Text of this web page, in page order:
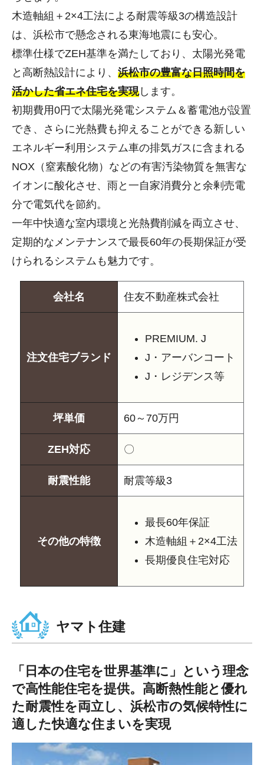
木造軸組＋2×4工法による耐震等級3の構造設計
は、浜松市で懸念される東海地震にも安心。
標準仕様でZEH基準を満たしており、太陽光発電
と高断熱設計により、 浜松市の豊富な日照時間を
活かした省エネ住宅を実現します。
初期費用0円で太陽光発電システム＆蓄電池が設置
でき、さらに光熱費も抑えることができる新しい
エネルギー利用システム車の排気ガスに含まれる
NOX（窒素酸化物）などの有害汚染物質を無害な
イオンに酸化させ、雨と一自家消費分と余剰売電
分で電気代を節約。
一年中快適な室内環境と光熱費削減を両立させ、
定期的なメンテナンスで最長60年の長期保証が受
けられるシステムも魅力です。
会社名 住友不動産株式会社
注文住宅ブランド
PREMIUM. J
J・アーバンコート
J・レジデンス等
坪単価 60～70万円
ZEH対応 〇
耐震性能 耐震等級3
その他の特徴
最長60年保証
木造軸組＋2×4工法
長期優良住宅対応
ヤマト住建
「日本の住宅を世界基準に」という理念
で高性能住宅を提供。高断熱性能と優れ
た耐震性を両立し、浜松市の気候特性に
適した快適な住まいを実現